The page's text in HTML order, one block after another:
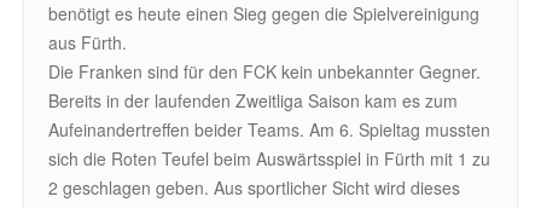
benötigt es heute einen Sieg gegen die Spielvereinigung
aus Fürth.
Die Franken sind für den FCK kein unbekannter Gegner.
Bereits in der laufenden Zweitliga Saison kam es zum
Aufeinandertreffen beider Teams. Am 6. Spieltag mussten
sich die Roten Teufel beim Auswärtsspiel in Fürth mit 1 zu
2 geschlagen geben. Aus sportlicher Sicht wird dieses